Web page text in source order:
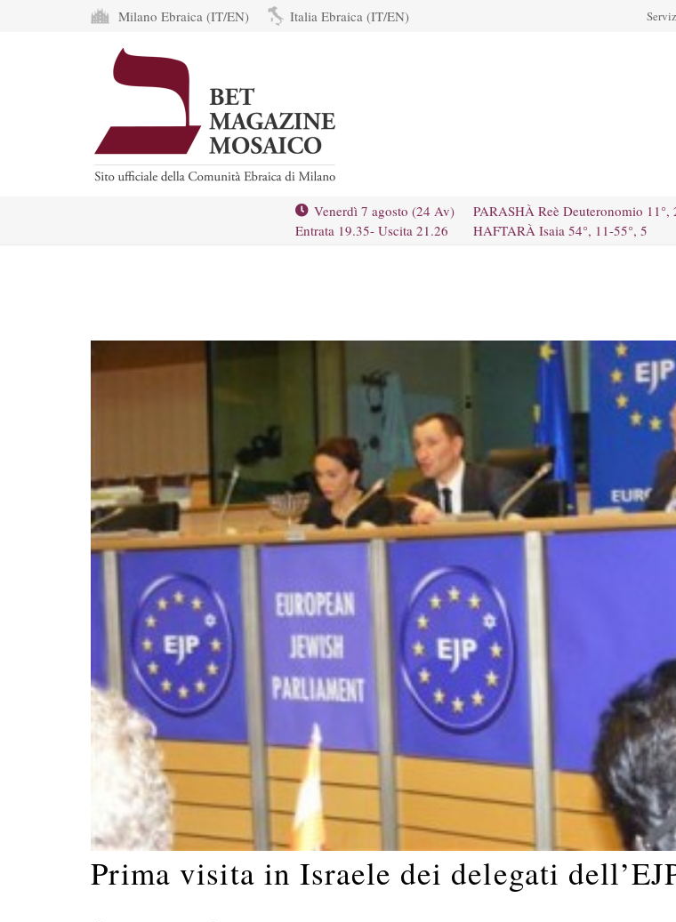
Milano Ebraica (IT/EN) Italia Ebraica (IT/EN)
Venerdì 7 agosto (24 Av)
Entrata 19.35- Uscita 21.26
PARASHÀ Reè Deuteronomio 11°,
HAFTARÀ Isaia 54°, 11-55°, 5
Prima visita in Israele dei delegati